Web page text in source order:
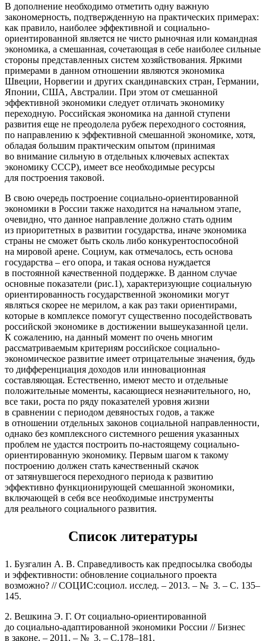
В дополнение необходимо отметить одну важную
закономерность, подтвержденную на практических примерах:
как правило, наиболее эффективной и социально-
ориентированной является не чисто рыночная или командная
экономика, а смешанная, сочетающая в себе наиболее сильные
стороны представленных систем хозяйствования. Яркими
примерами в данном отношении являются экономика
Швеции, Норвегии и других скандинавских стран, Германии,
Японии, США, Австралии. При этом от смешанной
эффективной экономики следует отличать экономику
переходную. Российская экономика на данной ступени
развития еще не преодолела рубеж переходного состояния,
по направлению к эффективной смешанной экономике, хотя,
обладая большим практическим опытом (принимая
во внимание сильную в отдельных ключевых аспектах
экономику СССР), имеет все необходимые ресурсы
для построения таковой.
В свою очередь построение социально-ориентированной
экономики в России также находится на начальном этапе,
очевидно, что данное направление должно стать одним
из приоритетных в развитии государства, иначе экономика
страны не сможет быть сколь либо конкурентоспособной
на мировой арене. Социум, как отмечалось, есть основа
государства – его опора, и такая основа нуждается
в постоянной качественной поддержке. В данном случае
основные показатели (рис.1), характеризующие социальную
ориентированность государственной экономики могут
являться скорее не мерилом, а как раз таки ориентирами,
которые в комплексе помогут существенно посодействовать
российской экономике в достижении вышеуказанной цели.
К сожалению, на данный момент по очень многим
рассматриваемым критериям российское социально-
экономическое развитие имеет отрицательные значения, будь
то дифференциация доходов или инновационная
составляющая. Естественно, имеют место и отдельные
положительные моменты, касающиеся незначительного, но,
все таки, роста по ряду показателей уровня жизни
в сравнении с периодом девяностых годов, а также
в отношении отдельных законов социальной направленности,
однако без комплексного системного решения указанных
проблем не удастся построить по-настоящему социально-
ориентированную экономику. Первым шагом к такому
построению должен стать качественный скачок
от затянувшегося переходного периода к развитию
эффективно функционирующей смешанной экономики,
включающей в себя все необходимые инструменты
для реального социального развития.
Список литературы
1. Бузгалин А. В. Справедливость как предпосылка свободы
и эффективности: обновление социального проекта
возможно? // СОЦИС:социол. исслед. – 2013. – № 3. – С. 135–
145.
2. Вешкина Э. Г. От социально-ориентированной
до социально-адаптированной экономики России // Бизнес
в законе. – 2011. – № 3. – С.178–181.